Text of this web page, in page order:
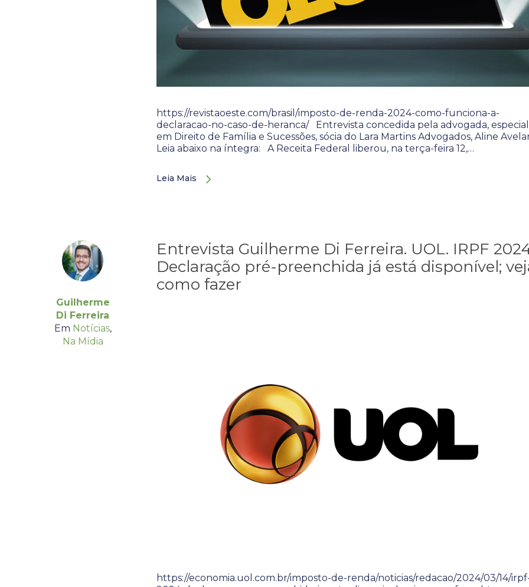
https://revistaoeste.com/brasil/imposto-de-renda-2024-como-funciona-a-
declaracao-no-caso-de-heranca/ Entrevista concedida pela advogada,
em Direito de Família e Sucessões, sócia do Lara Martins Advogados, Aline
Leia abaixo na íntegra: A Receita Federal liberou, na terça-feira 12,…
Leia Mais
Guilherme
Di Ferreira
Em Notícias,
Na Mídia
Entrevista Guilherme Di Ferreira. UOL. IRPF
Declaração pré-preenchida já está disponível;
como fazer
https://economia.uol.com.br/imposto-de-renda/noticias/redacao/2024/03/14/